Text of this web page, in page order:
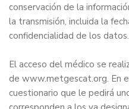
conservación de la
la transmisión, incluida la
confidencialidad de los datos.
El acceso del médico se
de www.metgescat.org. En
cuestionario que le pedirá